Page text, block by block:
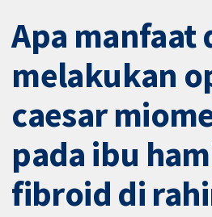
Apa manfaat
melakukan
caesar
pada ibu
fibroid di